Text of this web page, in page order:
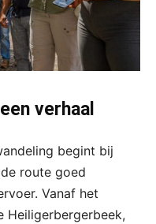
verhaal
begint bij
route goed
Vanaf het
Heiligerbergerbeek,